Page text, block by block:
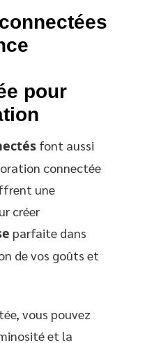
pour
font aussi
connectée
une
créer
parfaite dans
de vos goûts et
vous pouvez
et la